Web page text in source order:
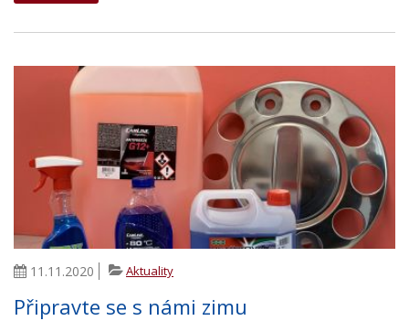
11.11.2020 Aktuality
Připravte se s námi zimu